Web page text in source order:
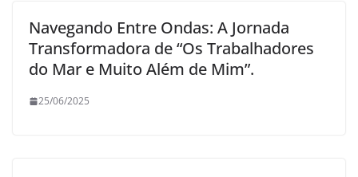
Navegando Entre Ondas: A Jornada
Transformadora de “Os Trabalhadores
do Mar e Muito Além de Mim”.
25/06/2025